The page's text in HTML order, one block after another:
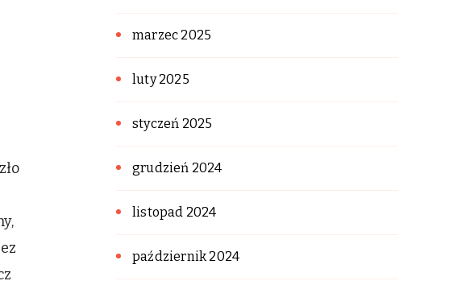
marzec 2025
luty 2025
styczeń 2025
grudzień 2024
listopad 2024
październik 2024